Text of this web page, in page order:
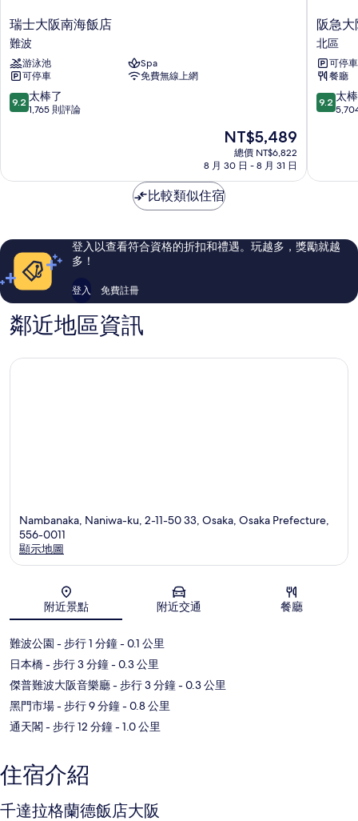
瑞
士
大
阪
南
海
飯
瑞士大阪南海飯店
難波
游泳池
Spa
可停車
免費無線上網
9.2
分，
太
則
評
9.2 太棒了
1,765 則評論
現
價
為
NT$5,489
NT$5,489
總價 NT$6,822
8 月 30 日 - 8 月 31 日
阪
急
大
阪
龍
仕
柏
阪急
北區
可停車
餐廳
9.2
分，
太
則
評
9.2 太
比較類似住宿
登入以查看符合資格的折扣和禮遇。玩越多，獎勵就越
多！
登入 免費註冊
鄰近地區資訊
Nambanaka, Naniwa-ku, 2-11-50 33, Osaka, Osaka Prefecture,
556-0011
顯示地圖
附近景點 附近交通 餐廳
難波公園 - 步行 1 分鐘- 0.1 公里
日本橋- 步行 3 分鐘- 0.3 公里
傑普難波大阪音樂廳- 步行 3 分鐘- 0.3 公里
黑門市場- 步行 9 分鐘- 0.8 公里
通天閣- 步行 12 分鐘- 1.0 公里
住宿介紹
千達拉格蘭德飯店大阪